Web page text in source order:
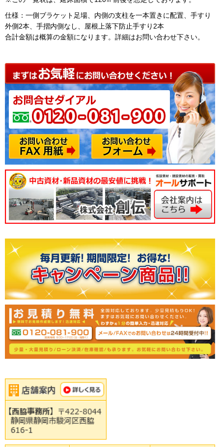
仕様：一側ブラケット足場、内側の支柱を一本置きに配置、手すり
外側2本、手摺内側なし、屋根上落下防止手すり2本
合計金額は概算の金額になります。詳細はお問い合わせ下さい。